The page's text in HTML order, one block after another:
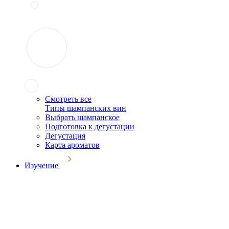
Смотреть все
Типы шампанских вин
Выбрать шампанское
Подготовка к дегустации
Дегустация
Карта ароматов
Изучение